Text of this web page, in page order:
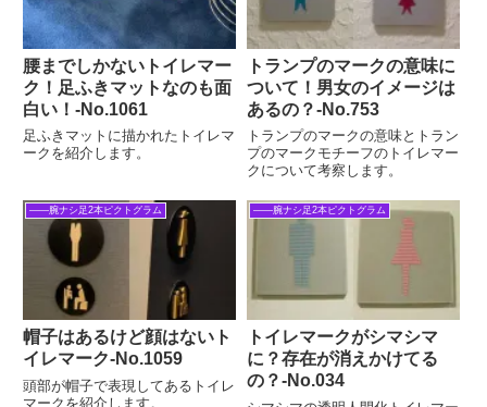
腰までしかないトイレマー
ク！足ふきマットなのも面
白い！-No.1061
足ふきマットに描かれたトイレマ
ークを紹介します。
トランプのマークの意味に
ついて！男女のイメージは
あるの？‐No.753
トランプのマークの意味とトラン
プのマークモチーフのトイレマー
クについて考察します。
――腕ナシ足2本ピクトグラム
帽子はあるけど顔はないト
イレマーク‐No.1059
頭部が帽子で表現してあるトイレ
マークを紹介します。
――腕ナシ足2本ピクトグラム
トイレマークがシマシマ
に？存在が消えかけてる
の？-No.034